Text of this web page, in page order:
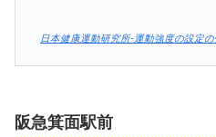
日本健康運動研究所-運動強度の設定
阪急箕面駅前